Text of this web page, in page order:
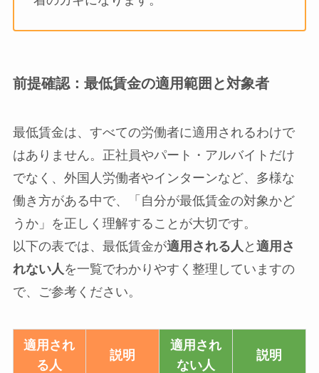
前提確認：最低賃金の適用範囲と対象者
最低賃金は、すべての労働者に適用されるわけで
はありません。正社員やパート・アルバイトだけ
でなく、外国人労働者やインターンなど、多様な
働き方がある中で、「自分が最低賃金の対象かど
うか」を正しく理解することが大切です。
以下の表では、最低賃金が適用される人 と 適用さ
れない人 を一覧でわかりやすく整理していますの
で、ご参考ください。
適用され
る人
説明
適用され
ない人
説明